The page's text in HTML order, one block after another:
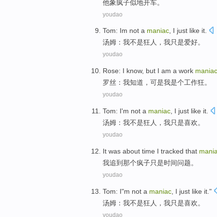
他象疯子似地开车。
youdao
Tom: Im not a maniac, I just like it.
汤姆 ： 我不是狂人 ， 我只是爱好。
youdao
Rose: I know, but I am a work maniac
罗丝 ： 我知道 ， 可是我是个工作狂。
youdao
Tom: I'm not a maniac , I just like it
汤姆 ： 我不是狂人 ，我只是喜欢。
youdao
It was about time I tracked that
我追到那个疯子只是时间问题。
youdao
Tom: I"m not a maniac , I just like it."
汤姆 ： 我不是狂人 ，我只是喜欢。
youdao